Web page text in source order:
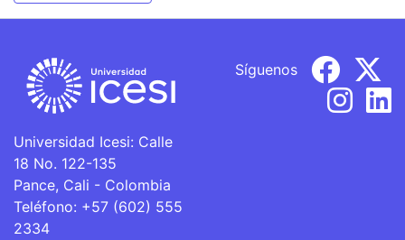
Universidad Icesi: Calle
18 No. 122-135
Pance, Cali - Colombia
Teléfono: +57 (602) 555
2334
Síguenos